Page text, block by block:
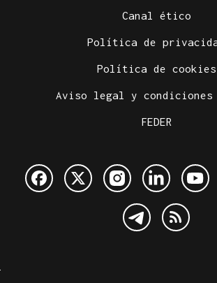
Canal ético
Política de
Política de cookies
Aviso legal y condiciones
FEDER